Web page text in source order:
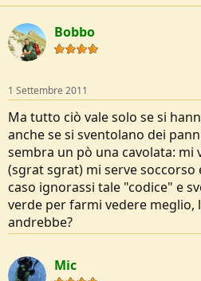
Bobbo
1 Settembre 2011
Ma tutto ciò vale solo se si
anche se si sventolano dei
sembra un pò una cavolata: mi
(sgrat sgrat) mi serve
caso ignorassi tale "codice" e
verde per farmi vedere meglio,
andrebbe?
Mic